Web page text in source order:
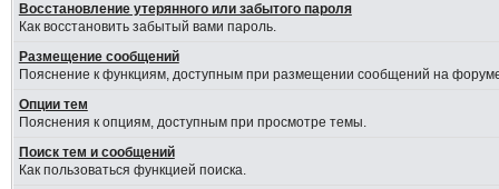
Восстановление утерянного или забытого пароля
Как восстановить забытый вами пароль.
Размещение сообщений
Пояснение к функциям, доступным при размещении сообщений на
Опции тем
Пояснения к опциям, доступным при просмотре темы.
Поиск тем и сообщений
Как пользоваться функцией поиска.